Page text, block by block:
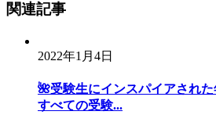
関連記事
2022年1月4日
🌺受験生にインスパイアされた
すべての受験...